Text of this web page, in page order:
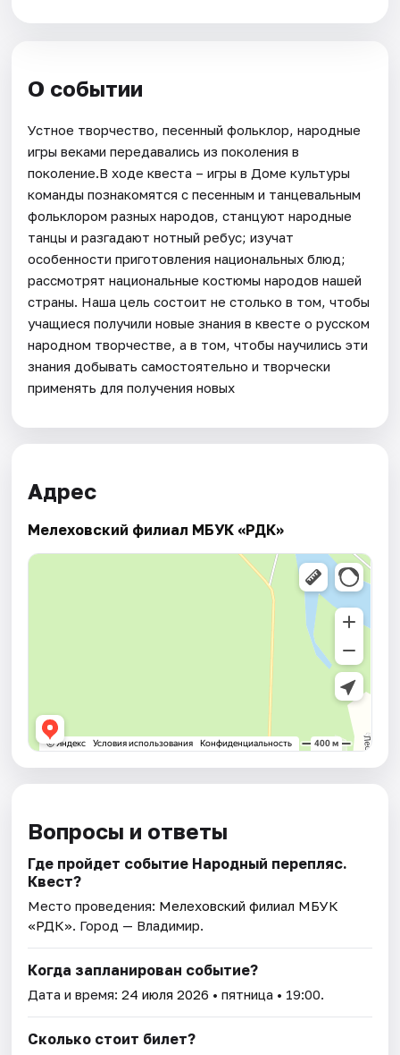
О событии
Устное творчество, песенный фольклор, народные
игры веками передавались из поколения в
поколение.В ходе квеста – игры в Доме культуры
команды познакомятся с песенным и танцевальным
фольклором разных народов, станцуют народные
танцы и разгадают нотный ребус; изучат
особенности приготовления национальных блюд;
рассмотрят национальные костюмы народов нашей
страны. Наша цель состоит не столько в том, чтобы
учащиеся получили новые знания в квесте о русском
народном творчестве, а в том, чтобы научились эти
знания добывать самостоятельно и творчески
применять для получения новых
Адрес
Мелеховский филиал МБУК «РДК»
Вопросы и ответы
Где пройдет событие Народный перепляс.
Квест?
Место проведения: Мелеховский филиал МБУК
«РДК». Город — Владимир.
Когда запланирован событие?
Дата и время:24 июля 2026 • пятница • 19:00.
Сколько стоит билет?